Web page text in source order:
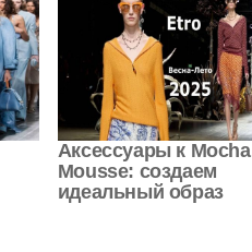
Аксессуары к Mocha
Mousse: создаем
идеальный образ